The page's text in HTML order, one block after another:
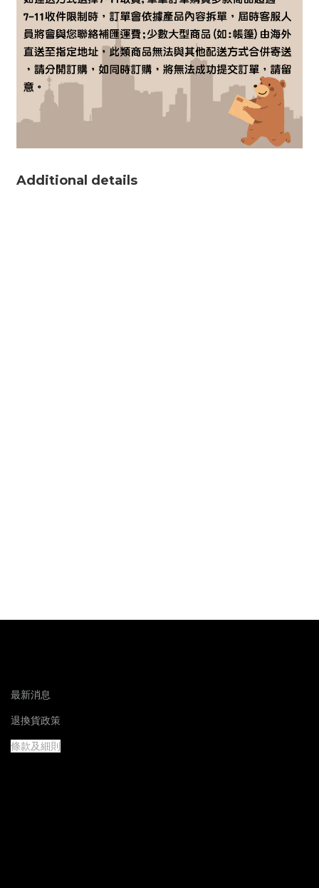
Additional details
最新消息
退換貨政策
條款及細則